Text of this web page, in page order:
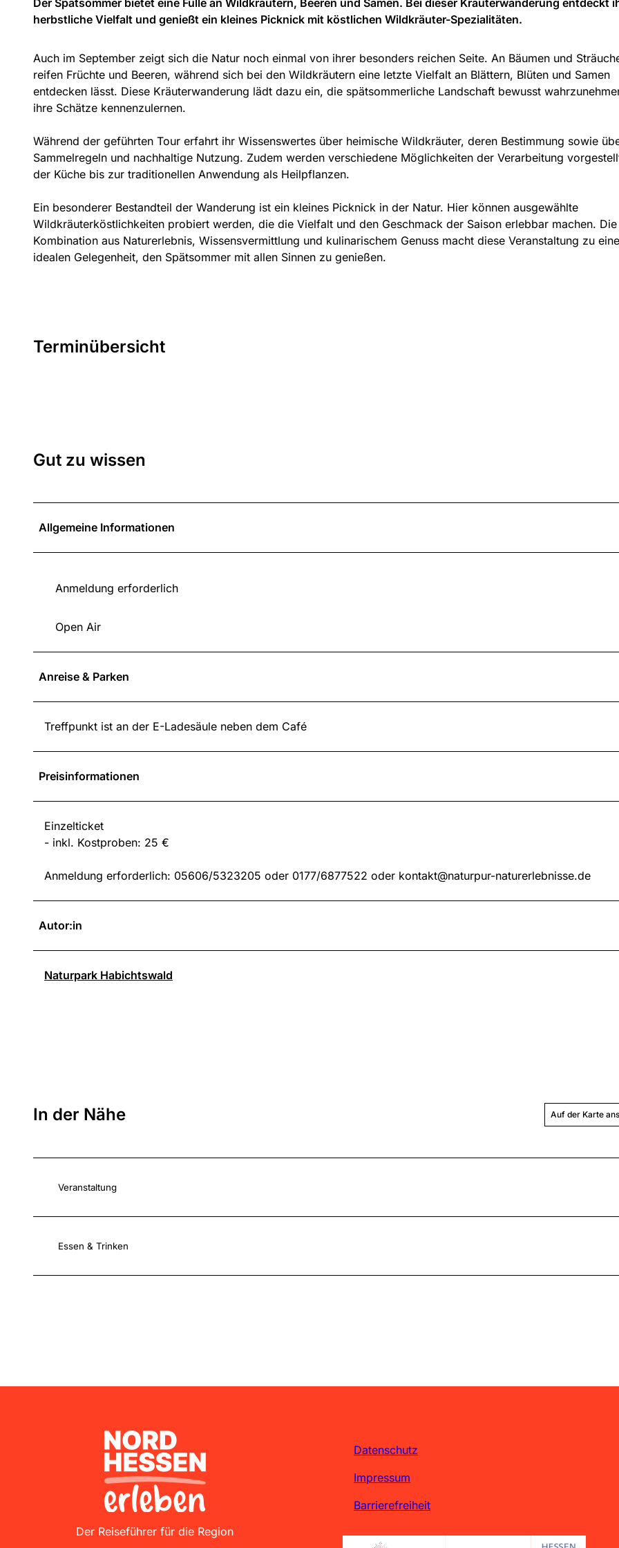
herbstliche Vielfalt und genießt ein kleines Picknick mit köstlichen Wildkräuter-Spezialitäten.
Auch im September zeigt sich die Natur noch einmal von ihrer besonders reichen Seite. An Bäumen und
reifen Früchte und Beeren, während sich bei den Wildkräutern eine letzte Vielfalt an Blättern, Blüten und Samen
entdecken lässt. Diese Kräuterwanderung lädt dazu ein, die spätsommerliche Landschaft bewusst
ihre Schätze kennenzulernen.
Während der geführten Tour erfahrt ihr Wissenswertes über heimische Wildkräuter, deren Bestimmung sowie
Sammelregeln und nachhaltige Nutzung. Zudem werden verschiedene Möglichkeiten der Verarbeitung
der Küche bis zur traditionellen Anwendung als Heilpflanzen.
Ein besonderer Bestandteil der Wanderung ist ein kleines Picknick in der Natur. Hier können ausgewählte
Wildkräuterköstlichkeiten probiert werden, die die Vielfalt und den Geschmack der Saison erlebbar machen. Die
Kombination aus Naturerlebnis, Wissensvermittlung und kulinarischem Genuss macht diese Veranstaltung zu
idealen Gelegenheit, den Spätsommer mit allen Sinnen zu genießen.
Terminübersicht
Gut zu wissen
Allgemeine Informationen
Anmeldung erforderlich
Open Air
Anreise & Parken
Treffpunkt ist an der E-Ladesäule neben dem Café
Preisinformationen
Einzelticket
- inkl. Kostproben: 25 €
Anmeldung erforderlich: 05606/5323205 oder 0177/6877522 oder kontakt@naturpur-naturerlebnisse.de
Autor:in
Naturpark Habichtswald
In der Nähe Auf der Karte
Veranstaltung
Essen & Trinken
Nordhessen Erleben
Der Reiseführer für die Region
Datenschutz
Impressum
Barrierefreiheit